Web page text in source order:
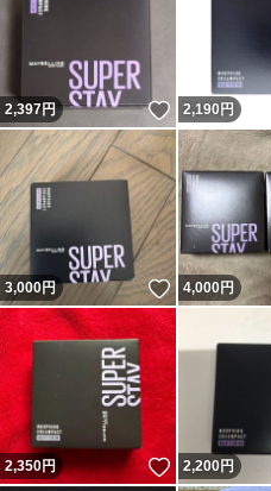
2,397円 いいね！
2,190 円
3,000円 いいね！
4,000円
2,350円 いいね！
2,200円